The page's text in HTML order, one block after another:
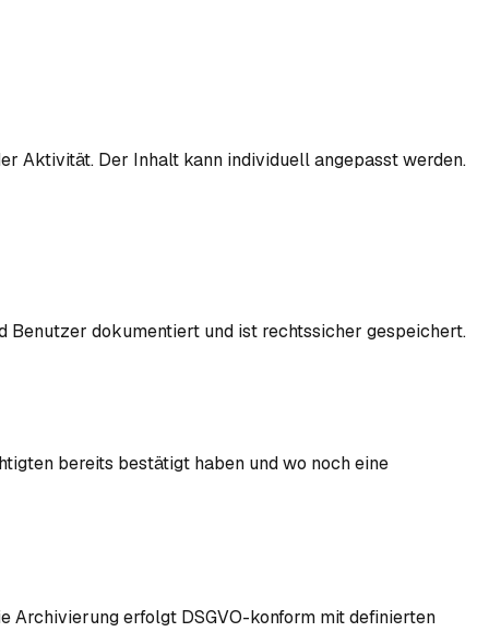
Aktivität. Der Inhalt kann individuell angepasst werden.
Benutzer dokumentiert und ist rechtssicher gespeichert.
bereits bestätigt haben und wo noch eine
Archivierung erfolgt DSGVO-konform mit definierten